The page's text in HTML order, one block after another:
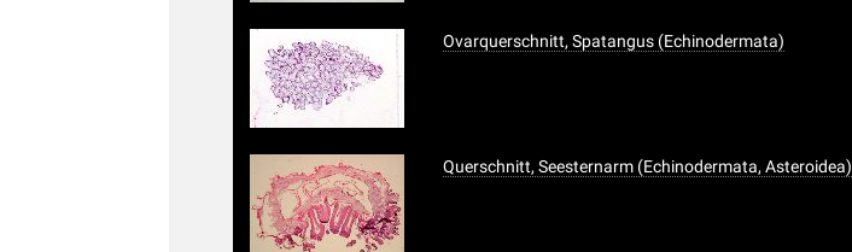
Ovarquerschnitt, Spatangus (Echinodermata)
Querschnitt, Seesternarm (Echinodermata, Asteroidea)